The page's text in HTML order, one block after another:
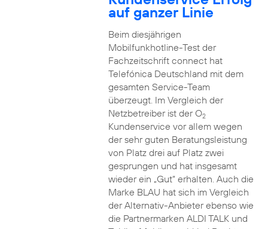
auf ganzer Linie
Beim diesjährigen
Mobilfunkhotline-Test der
Fachzeitschrift connect hat
Telefónica Deutschland mit dem
gesamten Service-Team
überzeugt. Im Vergleich der
Netzbetreiber ist der O2
Kundenservice vor allem wegen
der sehr guten Beratungsleistung
von Platz drei auf Platz zwei
gesprungen und hat insgesamt
wieder ein „Gut“ erhalten. Auch die
Marke BLAU hat sich im Vergleich
der Alternativ-Anbieter ebenso wie
die Partnermarken ALDI TALK und